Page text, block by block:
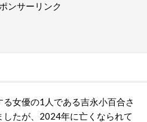
ンサーリンク
女優の1人である吉永小百合さ
たが、2024年に亡くなられて